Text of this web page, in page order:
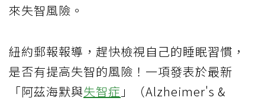
來失智風險。
紐約郵報報導，趕快檢視自己的睡眠習慣，
是否有提高失智的風險！一項發表於最新
「阿茲海默與失智症 」（Alzheimer's &